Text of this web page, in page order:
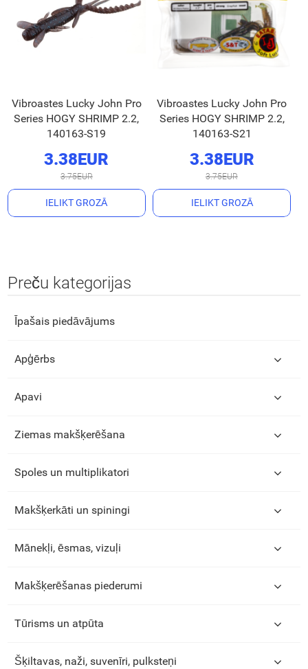
Vibroastes Lucky John Pro
Series HOGY SHRIMP 2.2,
140163-S19
3.38EUR
3.75EUR
IELIKT GROZĀ
Vibroastes Lucky John Pro
Series HOGY SHRIMP 2.2,
140163-S21
3.38EUR
3.75EUR
IELIKT GROZĀ
Preču kategorijas
Īpašais piedāvājums
Apģērbs
Apavi
Ziemas makšķerēšana
Spoles un multiplikatori
Makšķerkāti un spiningi
Mānekļi, ēsmas, vizuļi
Makšķerēšanas piederumi
Tūrisms un atpūta
Šķiltavas, naži, suvenīri, pulksteņi